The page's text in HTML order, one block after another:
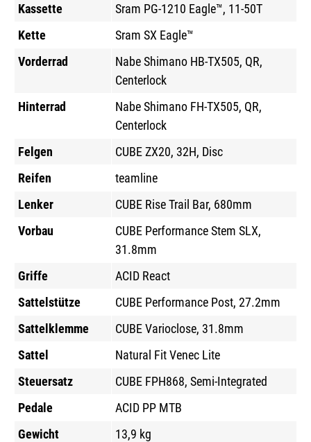
Kassette
Sram PG-1210 Eagle™, 11-50T
Kette
Sram SX Eagle™
Vorderrad
Nabe Shimano HB-TX505, QR,
Centerlock
Hinterrad
Nabe Shimano FH-TX505, QR,
Centerlock
Felgen
CUBE ZX20, 32H, Disc
Reifen
teamline
Lenker
CUBE Rise Trail Bar, 680mm
Vorbau
CUBE Performance Stem SLX,
31.8mm
Griffe
ACID React
Sattelstütze
CUBE Performance Post, 27.2mm
Sattelklemme
CUBE Varioclose, 31.8mm
Sattel
Natural Fit Venec Lite
Steuersatz
CUBE FPH868, Semi-Integrated
Pedale
ACID PP MTB
Gewicht
13,9 kg